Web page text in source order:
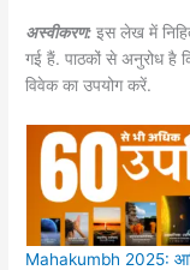
अस्वीकरण: इस लेख में
गई हैं. पाठकों से अनुरोध है
विवेक का उपयोग करें.
Mahakumbh 2025: